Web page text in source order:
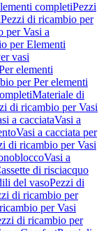
completiPezzi
Pezzi di ricambio per
per Vasi a
per Elementi
vasi
elementi
per Per elementi
Materiale di
di ricambio per Vasi
a cacciataVasi a
Vasi a cacciata per
di ricambio per Vasi
Vasi a
di risciacquo
del vasoPezzi di
di ricambio per
per Vasi
di ricambio per